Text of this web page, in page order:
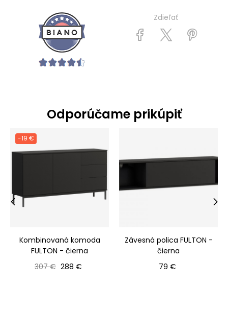
Zdieľať
Odporúčame prikúpiť
-19 €
Kombinovaná komoda
FULTON - čierna
Bežná cena
307 € Cena
288 €
Závesná polica FULTON -
čierna
Cena
79 €